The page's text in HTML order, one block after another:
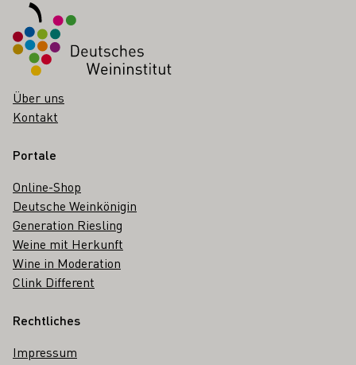
Über uns
Kontakt
Portale
Online-Shop
Deutsche Weinkönigin
Generation Riesling
Weine mit Herkunft
Wine in Moderation
Clink Different
Rechtliches
Impressum